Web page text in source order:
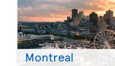
Montreal